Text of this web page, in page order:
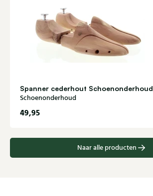
Spanner cederhout Schoenonderhoud
Schoenonderhoud
49,95
Naar alle producten